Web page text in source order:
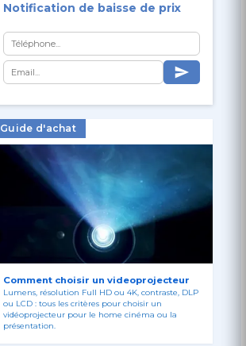
Notification de baisse de prix
Guide d'achat
Comment choisir un videoprojecteur
Lumens, résolution Full HD ou 4K, contraste, DLP
ou LCD : tous les critères pour choisir un
vidéoprojecteur pour le home cinéma ou la
présentation.